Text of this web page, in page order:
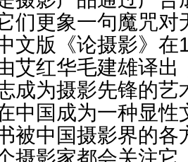
们更象一句魔咒
文版《论摄影》
艾红华毛建雄译
成为摄影先锋的
中国成为一种显
被中国摄影界的